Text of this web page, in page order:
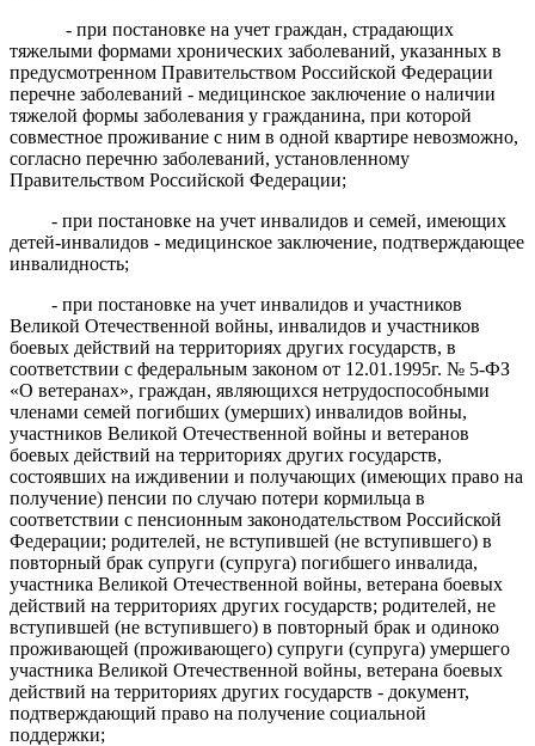
- при постановке на учет граждан, страдающих
тяжелыми формами хронических заболеваний, указанных в
предусмотренном Правительством Российской Федерации
перечне заболеваний - медицинское заключение о наличии
тяжелой формы заболевания у гражданина, при которой
совместное проживание с ним в одной квартире невозможно,
согласно перечню заболеваний, установленному
Правительством Российской Федерации;
- при постановке на учет инвалидов и семей, имеющих
детей-инвалидов - медицинское заключение, подтверждающее
инвалидность;
- при постановке на учет инвалидов и участников
Великой Отечественной войны, инвалидов и участников
боевых действий на территориях других государств, в
соответствии с федеральным законом от 12.01.1995г. № 5-ФЗ
«О ветеранах», граждан, являющихся нетрудоспособными
членами семей погибших (умерших) инвалидов войны,
участников Великой Отечественной войны и ветеранов
боевых действий на территориях других государств,
состоявших на иждивении и получающих (имеющих право на
получение) пенсии по случаю потери кормильца в
соответствии с пенсионным законодательством Российской
Федерации; родителей, не вступившей (не вступившего) в
повторный брак супруги (супруга) погибшего инвалида,
участника Великой Отечественной войны, ветерана боевых
действий на территориях других государств; родителей, не
вступившей (не вступившего) в повторный брак и одиноко
проживающей (проживающего) супруги (супруга) умершего
участника Великой Отечественной войны, ветерана боевых
действий на территориях других государств - документ,
подтверждающий право на получение социальной
поддержки;